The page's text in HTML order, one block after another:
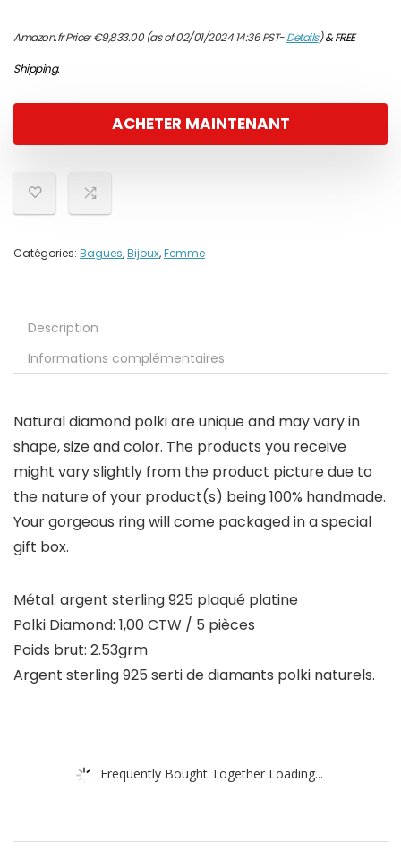
Amazon.fr Price:€9,833.00(as of 02/01/2024 14:36 PST-Details)&FREE
Shipping.
ACHETER MAINTENANT
Catégories: Bagues,Bijoux,Femme
Description
Informations complémentaires
Natural diamond polki are unique and may vary in
shape, size and color. The products you receive
might vary slightly from the product picture due to
the nature of your product(s) being 100% handmade.
Your gorgeous ring will come packaged in a special
gift box.
Métal: argent sterling 925 plaqué platine
Polki Diamond: 1,00 CTW / 5 pièces
Poids brut: 2.53grm
Argent sterling 925 serti de diamants polki naturels.
Frequently Bought Together Loading...